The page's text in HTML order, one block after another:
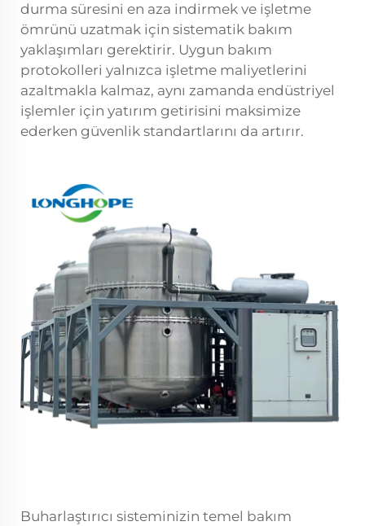
durma süresini en aza indirmek ve işletme
ömrünü uzatmak için sistematik bakım
yaklaşımları gerektirir. Uygun bakım
protokolleri yalnızca işletme maliyetlerini
azaltmakla kalmaz, aynı zamanda endüstriyel
işlemler için yatırım getirisini maksimize
ederken güvenlik standartlarını da artırır.
Buharlaştırıcı sisteminizin temel bakım